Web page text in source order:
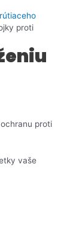
proti
proti
vaše